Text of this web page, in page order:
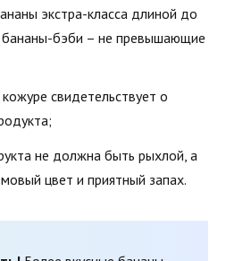
экстра-класса длиной до
бананы-бэби – не превышающие
свидетельствует о
не должна быть рыхлой, а
цвет и приятный запах.